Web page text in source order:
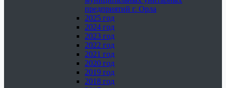
предприятий г. Орла
2025 год
2024 год
2023 год
2022 год
2021 год
2020 год
2019 год
2018 год